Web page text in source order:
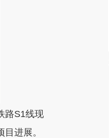
路S1线现
进展。